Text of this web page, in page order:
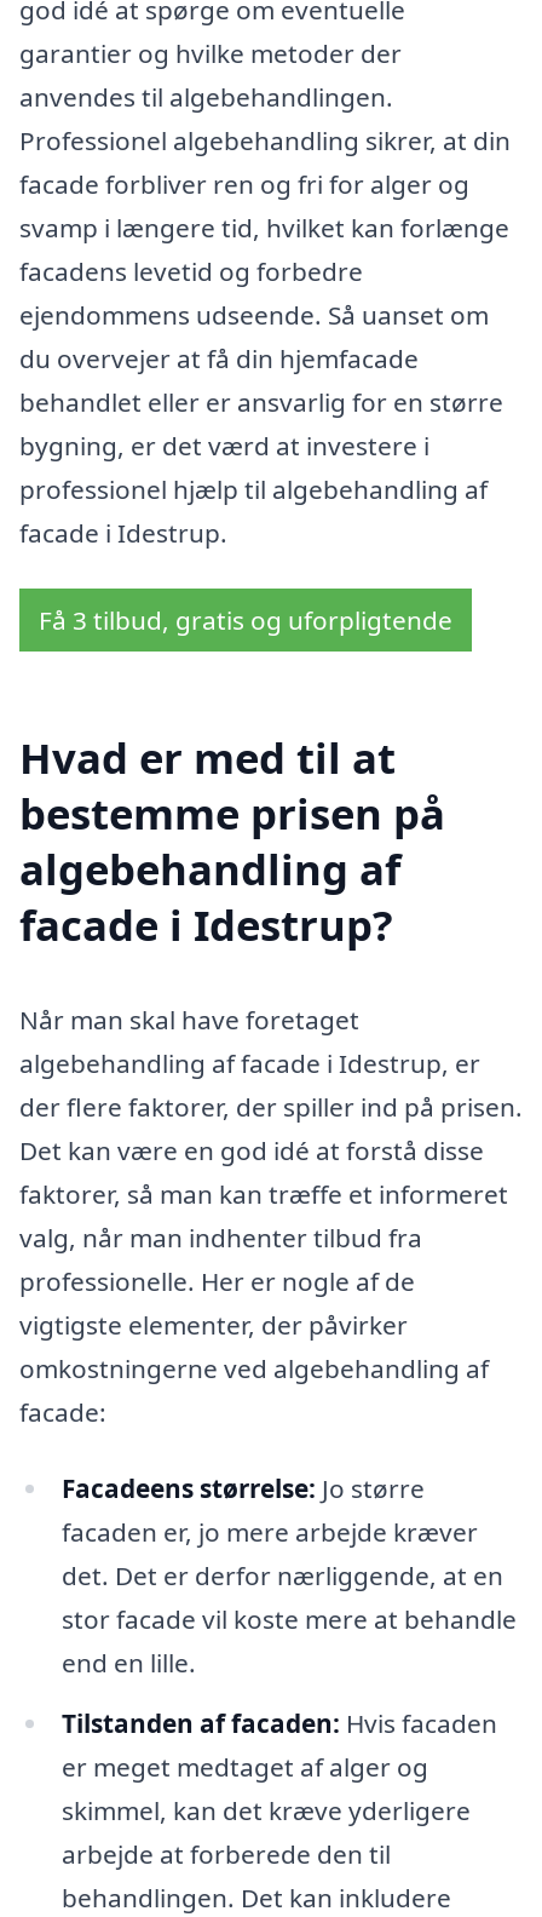
god idé at spørge om eventuelle
garantier og hvilke metoder der
anvendes til algebehandlingen.
Professionel algebehandling sikrer, at din
facade forbliver ren og fri for alger og
svamp i længere tid, hvilket kan forlænge
facadens levetid og forbedre
ejendommens udseende. Så uanset om
du overvejer at få din hjemfacade
behandlet eller er ansvarlig for en større
bygning, er det værd at investere i
professionel hjælp til algebehandling af
facade i Idestrup.
Få 3 tilbud, gratis og uforpligtende
Hvad er med til at
bestemme prisen på
algebehandling af
facade i Idestrup?
Når man skal have foretaget
algebehandling af facade i Idestrup, er
der flere faktorer, der spiller ind på prisen.
Det kan være en god idé at forstå disse
faktorer, så man kan træffe et informeret
valg, når man indhenter tilbud fra
professionelle. Her er nogle af de
vigtigste elementer, der påvirker
omkostningerne ved algebehandling af
facade:
Facadeens størrelse: Jo større
facaden er, jo mere arbejde kræver
det. Det er derfor nærliggende, at en
stor facade vil koste mere at behandle
end en lille.
Tilstanden af facaden: Hvis facaden
er meget medtaget af alger og
skimmel, kan det kræve yderligere
arbejde at forberede den til
behandlingen. Det kan inkludere